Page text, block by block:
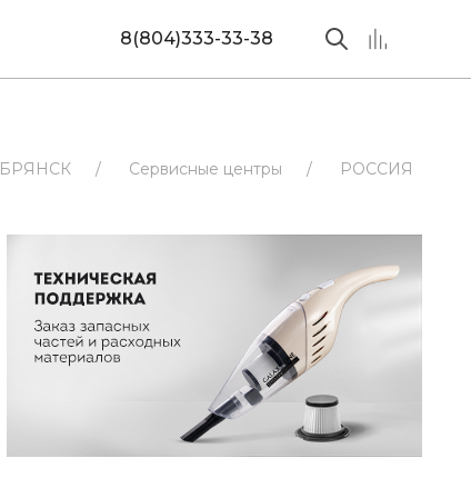
8(804)333-33-38
БРЯНСК / Сервисные центры / РОССИЯ